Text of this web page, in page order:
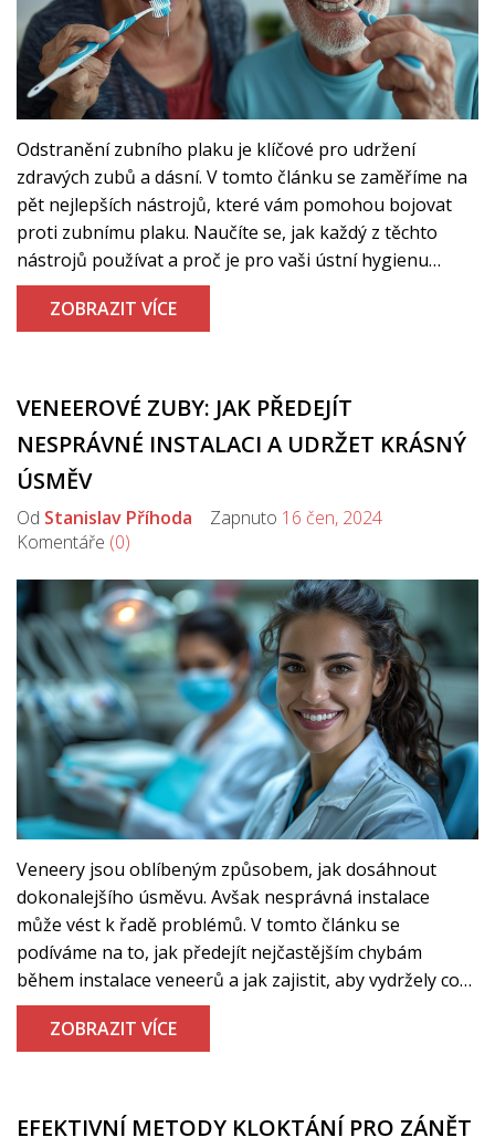
Odstranění zubního plaku je klíčové pro udržení
zdravých zubů a dásní. V tomto článku se zaměříme na
pět nejlepších nástrojů, které vám pomohou bojovat
proti zubnímu plaku. Naučíte se, jak každý z těchto
nástrojů používat a proč je pro vaši ústní hygienu
důležitý. Zajímavosti a praktické tipy vám ukážou, jak na
ZOBRAZIT VÍCE
VENEEROVÉ ZUBY: JAK PŘEDEJÍT
NESPRÁVNÉ INSTALACI A UDRŽET KRÁSNÝ
ÚSMĚV
Od Stanislav Příhoda Zapnuto 16 čen, 2024
Komentáře (0)
Veneery jsou oblíbeným způsobem, jak dosáhnout
dokonalejšího úsměvu. Avšak nesprávná instalace
může vést k řadě problémů. V tomto článku se
podíváme na to, jak předejít nejčastějším chybám
během instalace veneerů a jak zajistit, aby vydržely co
nejdéle.
ZOBRAZIT VÍCE
EFEKTIVNÍ METODY KLOKTÁNÍ PRO ZÁNĚT